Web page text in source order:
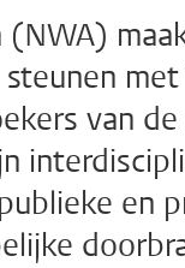
van
en